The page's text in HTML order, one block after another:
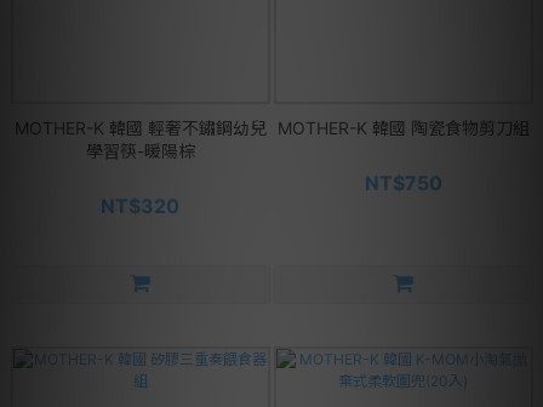
MOTHER-K 韓國 輕奢不鏽鋼幼兒
學習筷-暖陽棕
NT$320
MOTHER-K 韓國 陶瓷食物剪刀組
NT$750